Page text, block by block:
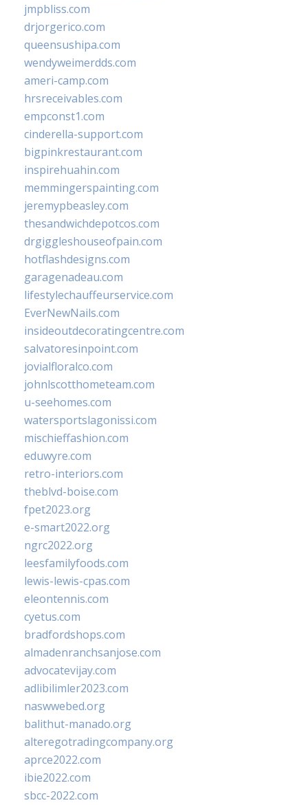
jmpbliss.com
drjorgerico.com
queensushipa.com
wendyweimerdds.com
ameri-camp.com
hrsreceivables.com
empconst1.com
cinderella-support.com
bigpinkrestaurant.com
inspirehuahin.com
memmingerspainting.com
jeremypbeasley.com
thesandwichdepotcos.com
drgiggleshouseofpain.com
hotflashdesigns.com
garagenadeau.com
lifestylechauffeurservice.com
EverNewNails.com
insideoutdecoratingcentre.com
salvatoresinpoint.com
jovialfloralco.com
johnlscotthometeam.com
u-seehomes.com
watersportslagonissi.com
mischieffashion.com
eduwyre.com
retro-interiors.com
theblvd-boise.com
fpet2023.org
e-smart2022.org
ngrc2022.org
leesfamilyfoods.com
lewis-lewis-cpas.com
eleontennis.com
cyetus.com
bradfordshops.com
almadenranchsanjose.com
advocatevijay.com
adlibilimler2023.com
naswwebed.org
balithut-manado.org
alteregotradingcompany.org
aprce2022.com
ibie2022.com
sbcc-2022.com